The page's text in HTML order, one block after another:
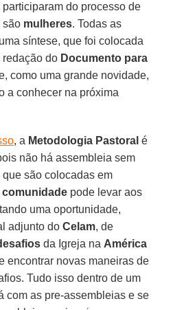
do processo de
são mulheres. Todas as
síntese, que foi colocada
redação do Documento para
como uma grande novidade,
a conhecer na próxima
, a Metodologia Pastoral é
não há assembleia sem
são colocadas em
comunidade pode levar aos
uma oportunidade,
adjunto doCelam, de
da Igreja na América
encontrar novas maneiras de
Tudo isso dentro de um
com as pre-assembleias e se